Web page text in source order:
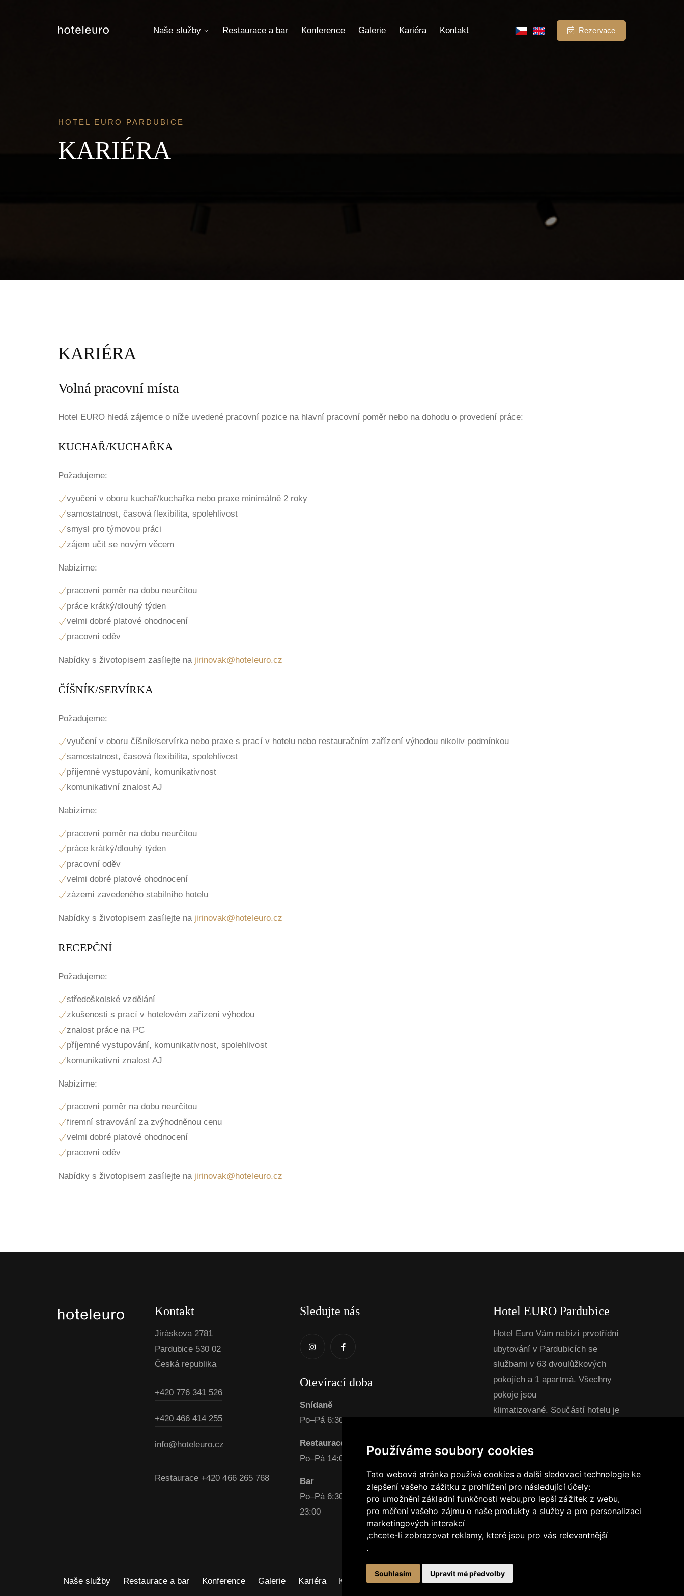
Používáme soubory cookies
Tato webová stránka používá cookies a další sledovací technologie ke
zlepšení vašeho zážitku z prohlížení pro následující účely:
pro umožnění základní funkčnosti webu,pro lepší zážitek z webu,
pro měření vašeho zájmu o naše produkty a služby a pro personalizaci
marketingových interakcí
,chcete-li zobrazovat reklamy, které jsou pro vás relevantnější
.
Souhlasím Upravit mé předvolby
Naše služby Restaurace a bar Konference Galerie Kariéra Kontakt Rezervace
HOTEL EURO PARDUBICE
KARIÉRA
KARIÉRA
Volná pracovní místa
Hotel EURO hledá zájemce o níže uvedené pracovní pozice na hlavní pracovní poměr nebo na dohodu o provedení práce:
KUCHAŘ/KUCHAŘKA
Požadujeme:
vyučení v oboru kuchař/kuchařka nebo praxe minimálně 2 roky
samostatnost, časová flexibilita, spolehlivost
smysl pro týmovou práci
zájem učit se novým věcem
Nabízíme:
pracovní poměr na dobu neurčitou
práce krátký/dlouhý týden
velmi dobré platové ohodnocení
pracovní oděv
Nabídky s životopisem zasílejte na jirinovak@hoteleuro.cz
ČÍŠNÍK/SERVÍRKA
Požadujeme:
vyučení v oboru číšník/servírka nebo praxe s prací v hotelu nebo restauračním zařízení výhodou nikoliv podmínkou
samostatnost, časová flexibilita, spolehlivost
příjemné vystupování, komunikativnost
komunikativní znalost AJ
Nabízíme:
pracovní poměr na dobu neurčitou
práce krátký/dlouhý týden
pracovní oděv
velmi dobré platové ohodnocení
zázemí zavedeného stabilního hotelu
Nabídky s životopisem zasílejte na jirinovak@hoteleuro.cz
RECEPČNÍ
Požadujeme:
středoškolské vzdělání
zkušenosti s prací v hotelovém zařízení výhodou
znalost práce na PC
příjemné vystupování, komunikativnost, spolehlivost
komunikativní znalost AJ
Nabízíme:
pracovní poměr na dobu neurčitou
firemní stravování za zvýhodněnou cenu
velmi dobré platové ohodnocení
pracovní oděv
Nabídky s životopisem zasílejte na jirinovak@hoteleuro.cz
Kontakt
Jiráskova 2781
Pardubice 530 02
Česká republika
+420 776 341 526
+420 466 414 255
info@hoteleuro.cz
Restaurace +420 466 265 768
Sledujte nás
Otevírací doba
Snídaně
Po–Pá 6:30–10:00 So–Ne 7:00–10:30
Restaurace
Po–Pá 14:00–22:00 So–Ne 15:00–22:00
Bar
Po–Pá 6:30–23:00 So–Ne 7:00–11:00 / 15:00-
23:00
Hotel EURO Pardubice
Hotel Euro Vám nabízí prvotřídní
ubytování v Pardubicích se
službami v 63 dvoulůžkových
pokojích a 1 apartmá. Všechny
pokoje jsou
klimatizované. Součástí hotelu je
pro přibližně 90 osob, ideální pro
konference, prezentace, školení,
semináře, nebo společenské akce.
Naše služby Restaurace a bar Konference Galerie Kariéra Kontakt